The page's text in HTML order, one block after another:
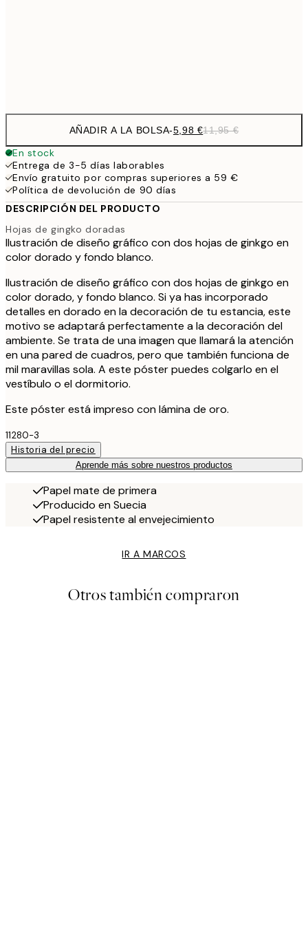
AÑADIR A LA BOLSA-5,98 €11,95 €
En stock
Entrega de 3-5 días laborables
Envío gratuito por compras superiores a 59 €
Política de devolución de 90 días
DESCRIPCIÓN DEL PRODUCTO
Hojas de gingko doradas
Ilustración de diseño gráfico con dos hojas de ginkgo en
color dorado y fondo blanco.
Ilustración de diseño gráfico con dos hojas de ginkgo en
color dorado, y fondo blanco. Si ya has incorporado
detalles en dorado en la decoración de tu estancia, este
motivo se adaptará perfectamente a la decoración del
ambiente. Se trata de una imagen que llamará la atención
en una pared de cuadros, pero que también funciona de
mil maravillas sola. A este póster puedes colgarlo en el
vestíbulo o el dormitorio.
Este póster está impreso con lámina de oro.
11280-3
Historia del precio
Aprende más sobre nuestros productos
Papel mate de primera
Producido en Suecia
Papel resistente al envejecimiento
IR A MARCOS
Otros también compraron